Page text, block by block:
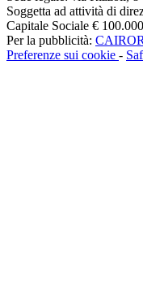
Soggetta ad attività di
Capitale Sociale €
Per la pubblicità:
Preferenze sui cookie -